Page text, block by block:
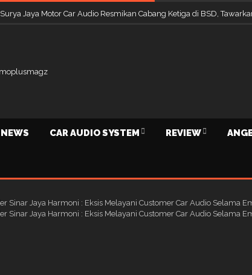
Surya Jaya Motor Car Audio Resmikan Cabang Ketiga di BSD,
NEWS CAR AUDIO SYSTEM REVIEW